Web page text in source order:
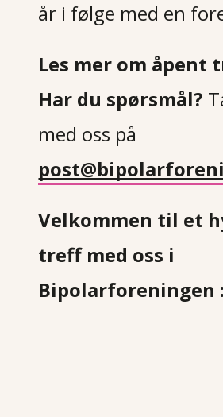
år i følge med en
Les mer om åpent
Har du spørsmål?
med oss på
Velkommen til et
treff med oss i
Bipolarforeningen